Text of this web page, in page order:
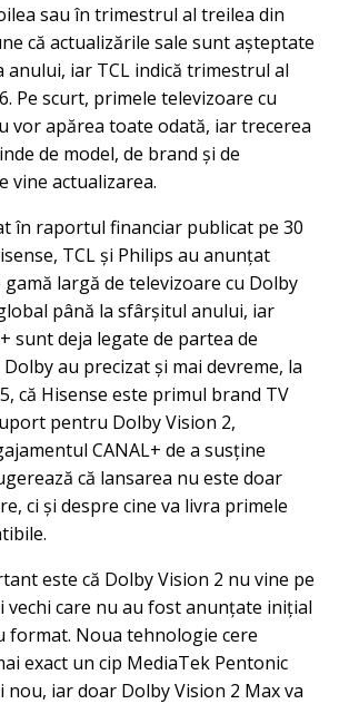
sau în trimestrul al treilea din
că actualizările sale sunt așteptate
anului, iar TCL indică trimestrul al
Pe scurt, primele televizoare cu
vor apărea toate odată, iar trecerea
de model, de brand și de
vine actualizarea.
în raportul financiar publicat pe 30
TCL și Philips au anunțat
largă de televizoare cu Dolby
până la sfârșitul anului, iar
sunt deja legate de partea de
au precizat și mai devreme, la
că Hisense este primul brand TV
pentru Dolby Vision 2,
CANAL+ de a susține
că lansarea nu este doar
ci și despre cine va livra primele
este că Dolby Vision 2 nu vine pe
vechi care nu au fost anunțate inițial
format. Noua tehnologie cere
exact un cip MediaTek Pentonic
nou, iar doar Dolby Vision 2 Max va